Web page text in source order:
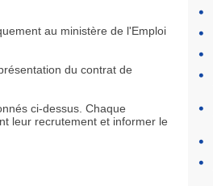
au ministère de l'Emploi
du contrat de
ci-dessus. Chaque
leur recrutement et informer le